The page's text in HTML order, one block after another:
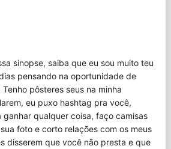
sinopse, saiba que eu sou muito teu
pensando na oportunidade de
pôsteres seus na minha
eu puxo hashtag pra você,
qualquer coisa, faço camisas
foto e corto relações com os meus
disserem que você não presta e que